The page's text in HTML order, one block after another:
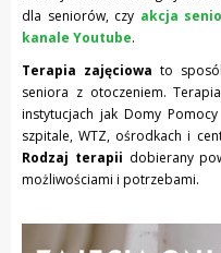
dla seniorów, czy akcja
kanale Youtube.
Terapia zajęciowa to
seniora z otoczeniem.
instytucjach jak Domy
szpitale, WTZ, ośrodkach i
Rodzaj terapii dobierany
możliwościami i potrzebami.